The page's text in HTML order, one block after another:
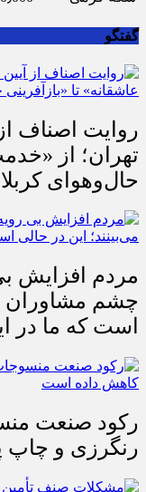
گفتگو
روایت اصناف از
تهران؛ از
حال‌وهوای
مردم افزایش
چشم مشاوران
است که ما در
رکود صنعت
رنگرزی و چاپ